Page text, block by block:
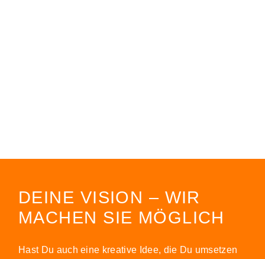
DEINE VISION – WIR
MACHEN SIE MÖGLICH
Hast Du auch eine kreative Idee, die Du umsetzen